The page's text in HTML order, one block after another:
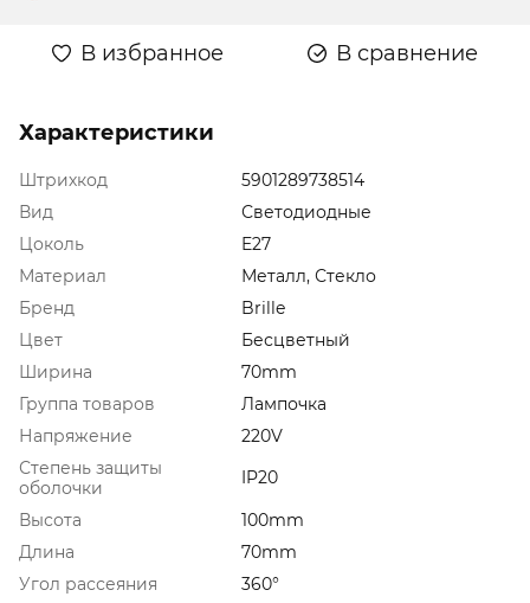
В избранное В сравнение
Характеристики
Штрихкод
5901289738514
Вид
Светодиодные
Цоколь
E27
Материал
Металл, Стекло
Бренд
Brille
Цвет
Бесцветный
Ширина
70mm
Группа товаров
Лампочка
Напряжение
220V
Степень защиты
оболочки
IP20
Высота
100mm
Длина
70mm
Угол рассеяния
360°